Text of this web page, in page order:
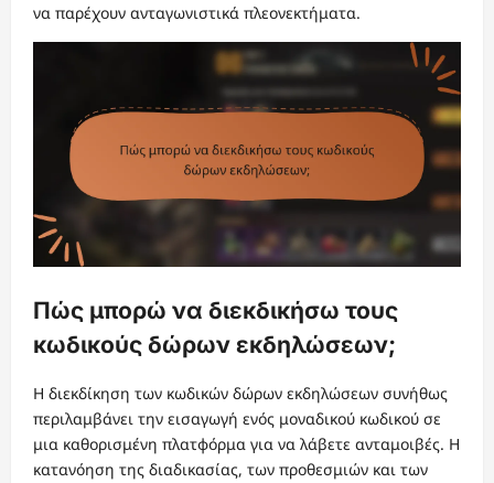
να παρέχουν ανταγωνιστικά πλεονεκτήματα.
Πώς μπορώ να διεκδικήσω τους
κωδικούς δώρων εκδηλώσεων;
Η διεκδίκηση των κωδικών δώρων εκδηλώσεων συνήθως
περιλαμβάνει την εισαγωγή ενός μοναδικού κωδικού σε
μια καθορισμένη πλατφόρμα για να λάβετε ανταμοιβές. Η
κατανόηση της διαδικασίας, των προθεσμιών και των